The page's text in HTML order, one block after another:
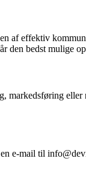
af ​​effektiv
den bedst mulige
markedsføring
e-mail til